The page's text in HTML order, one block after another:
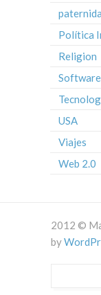
Política
Religion
USA
Viajes
Web 2.0
2012 ©
by